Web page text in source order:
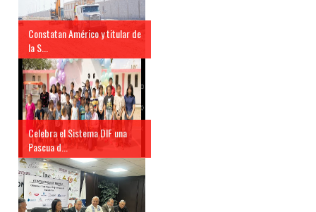
Constatan Américo y titular de
la S...
Celebra el Sistema DIF una
Pascua d...